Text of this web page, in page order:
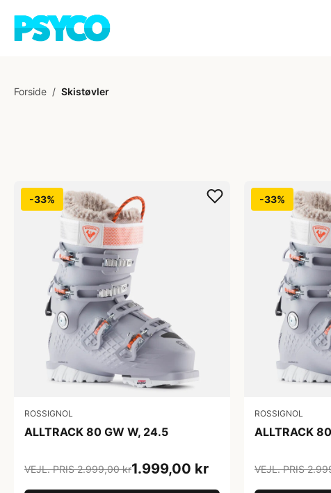
Forside / Skistøvler
-33%
ROSSIGNOL
ALLTRACK 80 GW W, 24.5
VEJL. PRIS 2.999,00 kr1.999,00 kr
-33%
ROSSIGNOL
ALLTRACK
VEJL. PRIS